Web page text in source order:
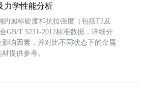
力学性能分析
国标硬度和抗拉强度（包括T2及
GB/T 5231-2012标准数据，详细分
响因素，并对比不同状态下的金属
提供参考。